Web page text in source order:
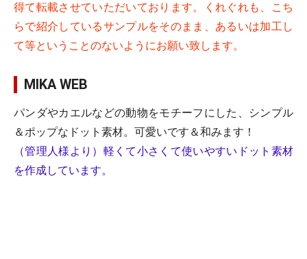
得て転載させていただいております。くれぐれも、こち
らで紹介しているサンプルをそのまま、あるいは加工し
て等ということのないようにお願い致します。
MIKA WEB
パンダやカエルなどの動物をモチーフにした、シンプル
＆ポップなドット素材。可愛いです＆和みます！
（管理人様より）軽くて小さくて使いやすいドット素材
を作成しています。